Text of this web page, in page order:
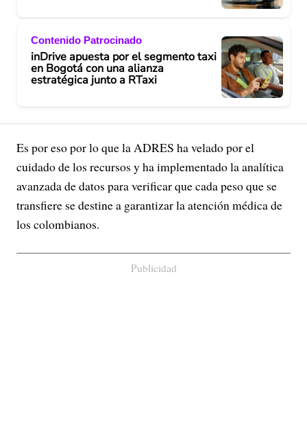
Contenido Patrocinado
inDrive apuesta por el segmento taxi
en Bogotá con una alianza
estratégica junto a RTaxi
Es por eso por lo que la ADRES ha velado por el
cuidado de los recursos y ha implementado la analítica
avanzada de datos para verificar que cada peso que se
transfiere se destine a garantizar la atención médica de
los colombianos.
Publicidad